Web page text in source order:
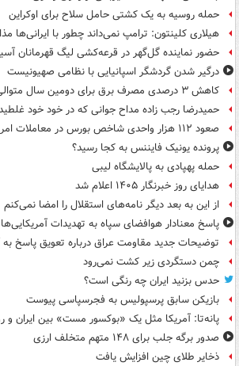
حمله روسیه به یک کشتی حامل سلاح برای اوکراین
هیلاری کلینتون: ترامپ نمی‌داند چطور با ایرانی‌ها
حضور نماینده گل‌گهر در قرعه‌کشی لیگ قهرمانان
درگیر شدن گردشگر اسپانیایی با نظامی صهیونیست
کاهش ۳ درصدی مصرف برق برای دومین سال متوالی
حمیدرضا رجب زاده مداح جوانی که در خود خود
صعود ۱۱۲ هزار واحدی شاخص بورس در معاملات امروز
پرونده یونیک فایننس به کجا رسید؟
حمله پهپادی به پالایشگاه لیبی
هدایای روز خبرنگار ۱۴۰۵ اعلام شد
از این به بعد دیگر نامه‌های استقلال را امضا نمی‌کنم
پاسخ معنادار هوافضای سپاه به تهدیدات آمریکایی‌ها
توضیحات جدید مقاومت عراق درباره تعویق پاسخ به
چمن دستگردی زیر کشت نمی‌رود
حدس بزنید ایران چه رنگی است؟
بازیکن سابق پرسپولیس به فجرسپاسی پیوست
پانه‌تا: آمریکا مثل یک «بوکسور مست» بین ایران و
صدور برگه جلب برای ۱۴۸ متهم متخلف ارزی
ذخایر طلای چین افزایش یافت